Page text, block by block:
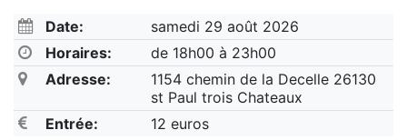
Date:
samedi 29 août 2026
Horaires:
de 18h00 à 23h00
Adresse:
1154 chemin de la Decelle 26130
st Paul trois Chateaux
Entrée:
12 euros